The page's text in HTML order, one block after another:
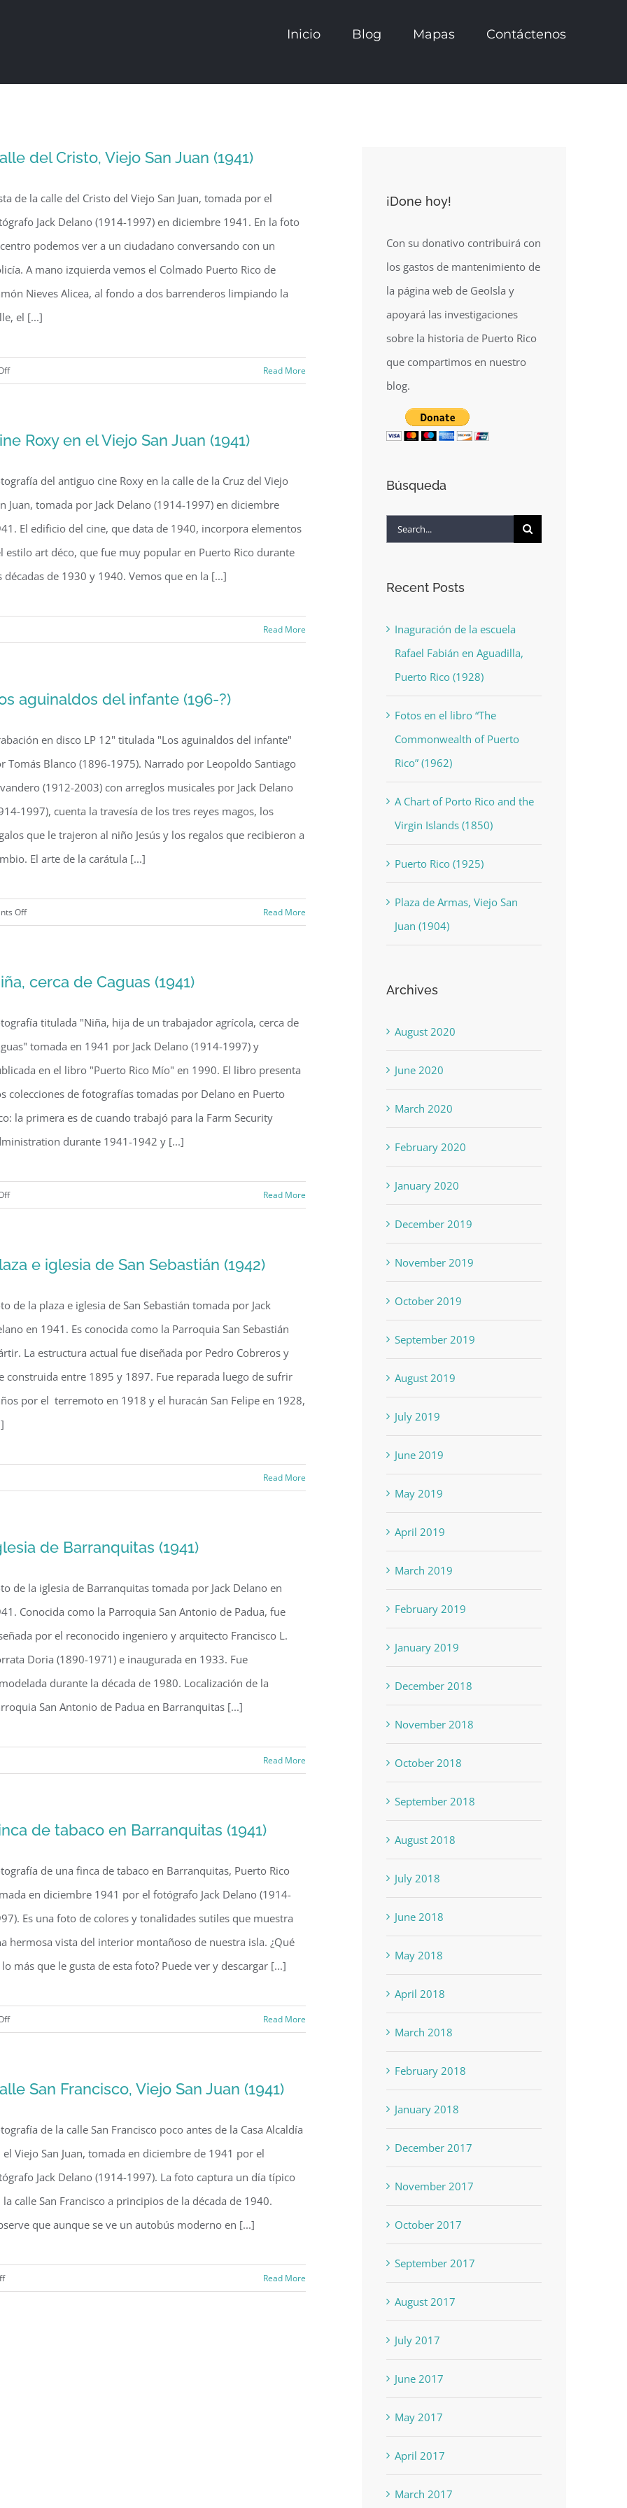
Inicio Blog Mapas Contáctenos
del Cristo, Viejo San Juan (1941)
de la calle del Cristo del Viejo San Juan, tomada por el
Jack Delano (1914-1997) en diciembre 1941. En la foto
podemos ver a un ciudadano conversando con un
A mano izquierda vemos el Colmado Puerto Rico de
Nieves Alicea, al fondo a dos barrenderos limpiando la
el [...]
on
Viejo
Juan
(1941)
Read More
Roxy en el Viejo San Juan (1941)
del antiguo cine Roxy en la calle de la Cruz del Viejo
Juan, tomada por Jack Delano (1914-1997) en diciembre
El edificio del cine, que data de 1940, incorpora elementos
estilo art déco, que fue muy popular en Puerto Rico durante
décadas de 1930 y 1940. Vemos que en la [...]
Read More
aguinaldos del infante (196-?)
en disco LP 12" titulada "Los aguinaldos del infante"
Tomás Blanco (1896-1975). Narrado por Leopoldo Santiago
(1912-2003) con arreglos musicales por Jack Delano
1997), cuenta la travesía de los tres reyes magos, los
que le trajeron al niño Jesús y los regalos que recibieron a
El arte de la carátula [...]
Offon
infante
Read More
cerca de Caguas (1941)
titulada "Niña, hija de un trabajador agrícola, cerca de
tomada en 1941 por Jack Delano (1914-1997) y
en el libro "Puerto Rico Mío" en 1990. El libro presenta
colecciones de fotografías tomadas por Delano en Puerto
la primera es de cuando trabajó para la Farm Security
durante 1941-1942 y [...]
on
Caguas
Read More
e iglesia de San Sebastián (1942)
de la plaza e iglesia de San Sebastián tomada por Jack
en 1941. Es conocida como la Parroquia San Sebastián
La estructura actual fue diseñada por Pedro Cobreros y
construida entre 1895 y 1897. Fue reparada luego de sufrir
por el terremoto en 1918 y el huracán San Felipe en 1928,
Read More
de Barranquitas (1941)
de la iglesia de Barranquitas tomada por Jack Delano en
Conocida como la Parroquia San Antonio de Padua, fue
por el reconocido ingeniero y arquitecto Francisco L.
Doria (1890-1971) e inaugurada en 1933. Fue
durante la década de 1980. Localización de la
San Antonio de Padua en Barranquitas [...]
Read More
de tabaco en Barranquitas (1941)
de una finca de tabaco en Barranquitas, Puerto Rico
en diciembre 1941 por el fotógrafo Jack Delano (1914-
Es una foto de colores y tonalidades sutiles que muestra
hermosa vista del interior montañoso de nuestra isla. ¿Qué
lo más que le gusta de esta foto? Puede ver y descargar [...]
on
en
(1941)
Read More
San Francisco, Viejo San Juan (1941)
de la calle San Francisco poco antes de la Casa Alcaldía
el Viejo San Juan, tomada en diciembre de 1941 por el
Jack Delano (1914-1997). La foto captura un día típico
la calle San Francisco a principios de la década de 1940.
que aunque se ve un autobús moderno en [...]
on
Read More
¡Done hoy!
Con su donativo contribuirá con
los gastos de mantenimiento de
la página web de GeoIsla y
apoyará las investigaciones
sobre la historia de Puerto Rico
que compartimos en nuestro
blog.
Búsqueda
Search
Recent Posts
Inaguración de la escuela
Rafael Fabián en Aguadilla,
Puerto Rico (1928)
Fotos en el libro “The
Commonwealth of Puerto
Rico” (1962)
A Chart of Porto Rico and the
Virgin Islands (1850)
Puerto Rico (1925)
Plaza de Armas, Viejo San
Juan (1904)
Archives
August 2020
June 2020
March 2020
February 2020
January 2020
December 2019
November 2019
October 2019
September 2019
August 2019
July 2019
June 2019
May 2019
April 2019
March 2019
February 2019
January 2019
December 2018
November 2018
October 2018
September 2018
August 2018
July 2018
June 2018
May 2018
April 2018
March 2018
February 2018
January 2018
December 2017
November 2017
October 2017
September 2017
August 2017
July 2017
June 2017
May 2017
April 2017
March 2017